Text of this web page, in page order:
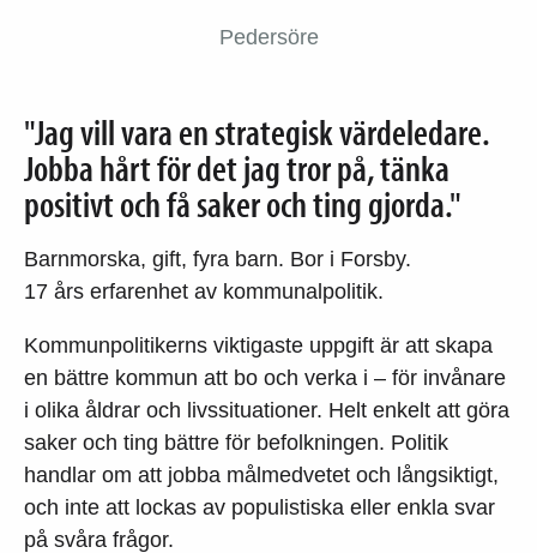
Pedersöre
"Jag vill vara en strategisk värdeledare.
Jobba hårt för det jag tror på, tänka
positivt och få saker och ting gjorda."
Barnmorska, gift, fyra barn. Bor i Forsby.
17 års erfarenhet av kommunalpolitik.
Kommunpolitikerns viktigaste uppgift är att skapa
en bättre kommun att bo och verka i – för invånare
i olika åldrar och livssituationer. Helt enkelt att göra
saker och ting bättre för befolkningen. Politik
handlar om att jobba målmedvetet och långsiktigt,
och inte att lockas av populistiska eller enkla svar
på svåra frågor.